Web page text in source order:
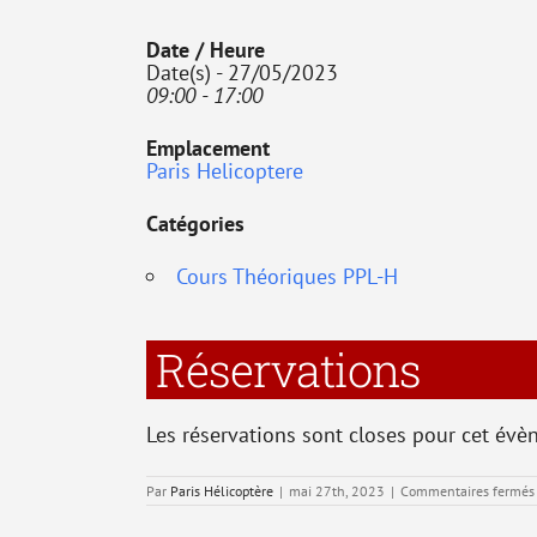
Date / Heure
Date(s) - 27/05/2023
09:00 - 17:00
Emplacement
Paris Helicoptere
Catégories
Cours Théoriques PPL-H
Réservations
Les réservations sont closes pour cet
Par Paris Hélicoptère | mai 27th, 2023 | Commentaires fermés